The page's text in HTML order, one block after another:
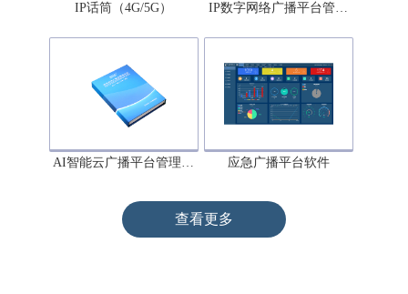
IP话筒（4G/5G） IP数字网络广播平台管…
AI智能云广播平台管理… 应急广播平台软件
查看更多